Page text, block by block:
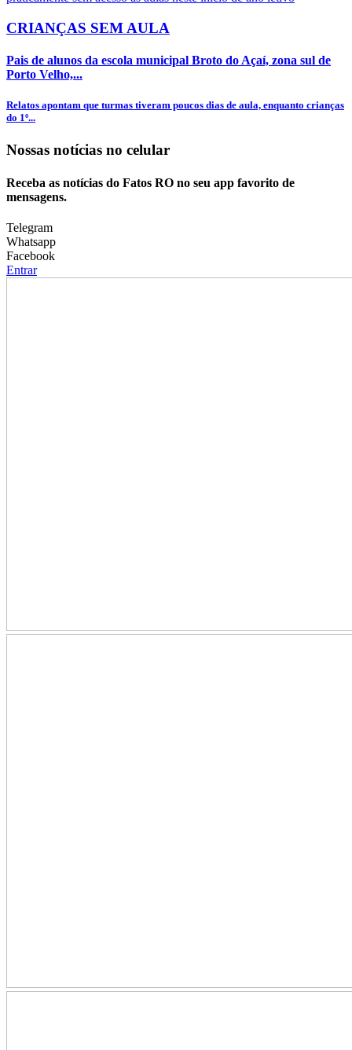
CRIANÇAS SEM AULA
Pais de alunos da escola municipal Broto do Açaí, zona sul de
Porto Velho,...
Relatos apontam que turmas tiveram poucos dias de aula, enquanto crianças
do 1º...
Nossas notícias no celular
Receba as notícias do Fatos RO no seu app favorito de
mensagens.
Telegram
Whatsapp
Facebook
Entrar